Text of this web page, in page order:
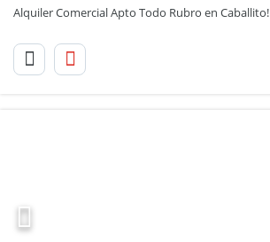
Alquiler Comercial Apto Todo Rubro en Caballito!